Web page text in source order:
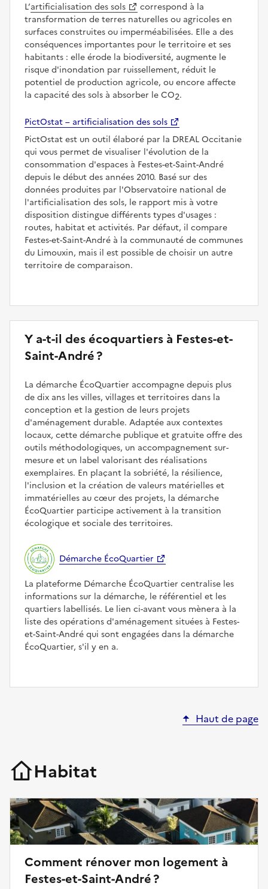
L’artificialisation des sols
correspond à la
transformation de terres naturelles ou agricoles en
surfaces construites ou imperméabilisées. Elle a des
conséquences importantes pour le territoire et ses
habitants : elle érode la biodiversité, augmente le
risque d'inondation par ruissellement, réduit le
potentiel de production agricole, ou encore affecte
la capacité des sols à absorber le CO2.
PictOstat – artificialisation des sols
PictOstat est un outil élaboré par la DREAL Occitanie
qui vous permet de visualiser l'évolution de la
consommation d'espaces à Festes-et-Saint-André
depuis le début des années 2010. Basé sur des
données produites par l'Observatoire national de
l'artificialisation des sols, le rapport mis à votre
disposition distingue différents types d'usages :
routes, habitat et activités. Par défaut, il compare
Festes-et-Saint-André à la communauté de communes
du Limouxin, mais il est possible de choisir un autre
territoire de comparaison.
Y a-t-il des écoquartiers à Festes-et-
Saint-André ?
La démarche ÉcoQuartier accompagne depuis plus
de dix ans les villes, villages et territoires dans la
conception et la gestion de leurs projets
d'aménagement durable. Adaptée aux contextes
locaux, cette démarche publique et gratuite offre des
outils méthodologiques, un accompagnement sur-
mesure et un label valorisant des réalisations
exemplaires. En plaçant la sobriété, la résilience,
l'inclusion et la création de valeurs matérielles et
immatérielles au cœur des projets, la démarche
ÉcoQuartier participe activement à la transition
écologique et sociale des territoires.
Démarche ÉcoQuartier
La plateforme Démarche ÉcoQuartier centralise les
informations sur la démarche, le référentiel et les
quartiers labellisés. Le lien ci-avant vous mènera à la
liste des opérations d'aménagement situées à Festes-
et-Saint-André qui sont engagées dans la démarche
ÉcoQuartier, s'il y en a.
Haut de page
Habitat
Comment rénover mon logement à
Festes-et-Saint-André ?